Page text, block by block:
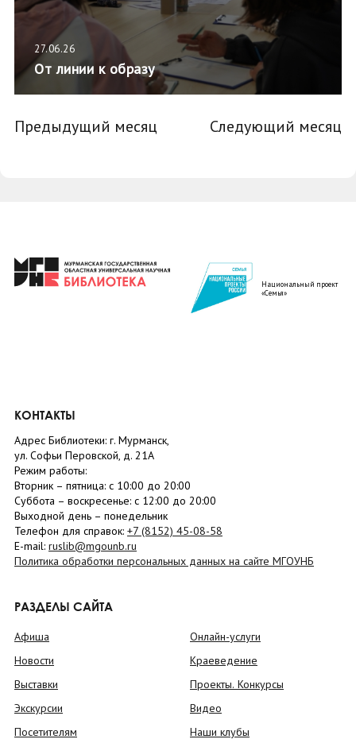
27.06.26
От линии к образу
Предыдущий месяц Следующий месяц
Национальный проект
«Семья»
КОНТАКТЫ
Адрес Библиотеки: г. Мурманск,
ул. Софьи Перовской, д. 21А
Режим работы:
Вторник – пятница: с 10:00 до 20:00
Суббота – воскресенье: c 12:00 до 20:00
Выходной день – понедельник
Телефон для справок: +7 (8152) 45-08-58
E-mail: ruslib@mgounb.ru
Политика обработки персональных данных на сайте МГОУНБ
РАЗДЕЛЫ САЙТА
Афиша
Новости
Выставки
Экскурсии
Посетителям
Онлайн-услуги
Краеведение
Проекты. Конкурсы
Видео
Наши клубы